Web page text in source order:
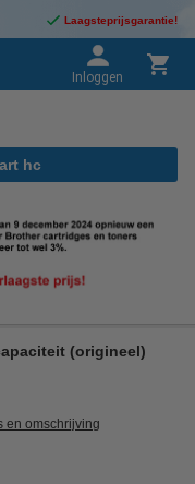
Laagsteprijsgarantie!
Inloggen
hc
(origineel)
en omschrijving